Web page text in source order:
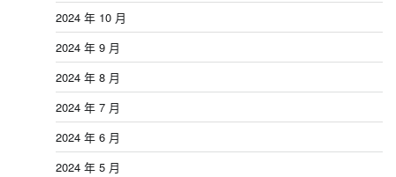
2024 年 10 月
2024 年 9 月
2024 年 8 月
2024 年 7 月
2024 年 6 月
2024 年 5 月